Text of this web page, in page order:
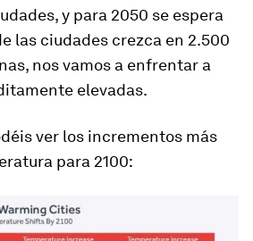
y para 2050 se espera
las ciudades crezca en 2.500
nos vamos a enfrentar a
elevadas.
ver los incrementos más
para 2100: